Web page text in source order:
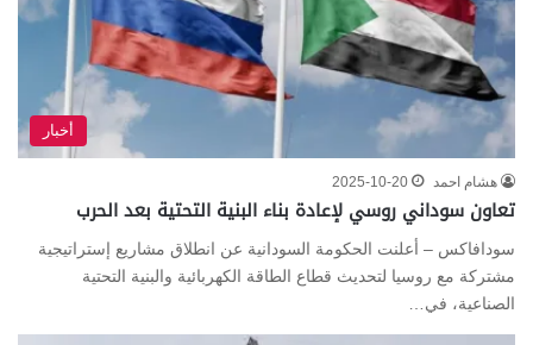
أخبار
هشام احمد 2025-10-20
تعاون سوداني روسي لإعادة بناء البنية التحتية بعد الحرب
سودافاكس – أعلنت الحكومة السودانية عن انطلاق مشاريع إستراتيجية
مشتركة مع روسيا لتحديث قطاع الطاقة الكهربائية والبنية التحتية
الصناعية، في…